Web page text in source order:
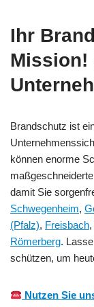
Ihr
Mission!
Brandschutz ist
können enorme
damit Sie
Schwegenheim,
(Pfalz), Freisbach,
Römerberg.
schützen, um
Nutzen Sie